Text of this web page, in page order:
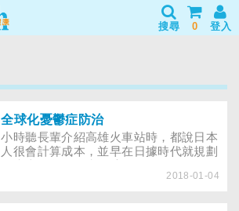
搜尋 0 登入
全球化憂鬱症防治
小時聽長輩介紹高雄火車站時，都說日本
人很會計算成本，並早在日據時代就規劃
改。而在設計心理衛生政策未來執行方向
2018-01-04